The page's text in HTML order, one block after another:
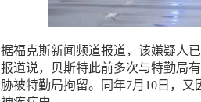
据福克斯新闻频道报道，该嫌疑人
报道说，贝斯特此前多次与特勤局
胁被特勤局拘留。同年7月10日，